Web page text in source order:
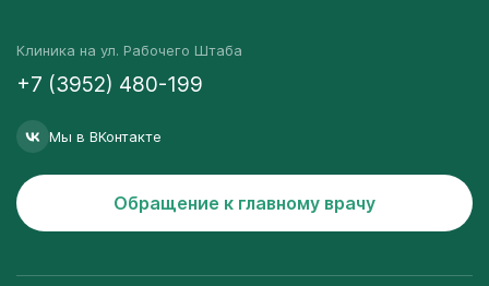
Клиника на ул. Рабочего Штаба
+7 (3952) 480-199
Мы в ВКонтакте
Обращение к главному врачу